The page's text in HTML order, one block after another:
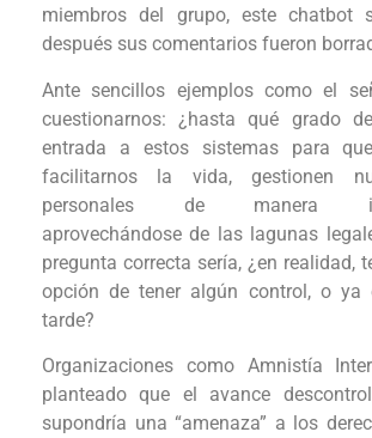
miembros del grupo, este chatbot
después sus comentarios fueron
Ante sencillos ejemplos como el
cuestionarnos: ¿hasta qué grado
entrada a estos sistemas para
facilitarnos la vida, gestionen
personales de manera
aprovechándose de las lagunas
pregunta correcta sería, ¿en realidad,
opción de tener algún control, o ya
tarde?
Organizaciones como Amnistía
planteado que el avance
supondría una “amenaza” a los